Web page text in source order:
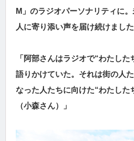
M」のラジオパーソナリティに
人に寄り添い声を届け続けました
「阿部さんはラジオで“わたし
語りかけていた。それは街の人
なった人たちに向けた“わたした
（小森さん）」